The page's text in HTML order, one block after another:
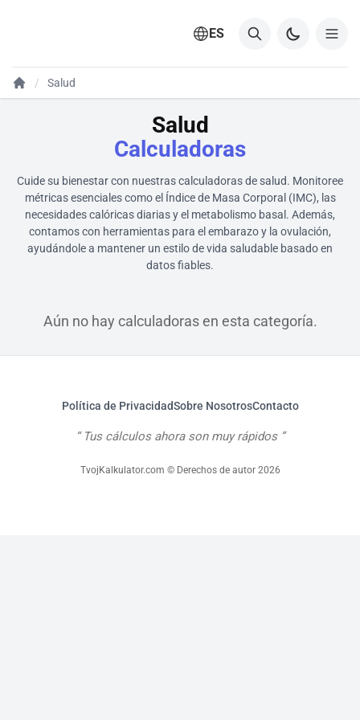
ES
Salud
Salud
Calculadoras
Cuide su bienestar con nuestras calculadoras de salud. Monitoree
métricas esenciales como el Índice de Masa Corporal (IMC), las
necesidades calóricas diarias y el metabolismo basal. Además,
contamos con herramientas para el embarazo y la ovulación,
ayudándole a mantener un estilo de vida saludable basado en
datos fiables.
Aún no hay calculadoras en esta categoría.
Política de PrivacidadSobre NosotrosContacto
Tus cálculos ahora son muy rápidos
TvojKalkulator.com © Derechos de autor 2026